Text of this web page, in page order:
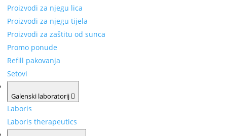
Proizvodi za njegu lica
Proizvodi za njegu tijela
Proizvodi za zaštitu od sunca
Promo ponude
Refill pakovanja
Setovi
Galenski laboratorij
Laboris
Laboris therapeutics